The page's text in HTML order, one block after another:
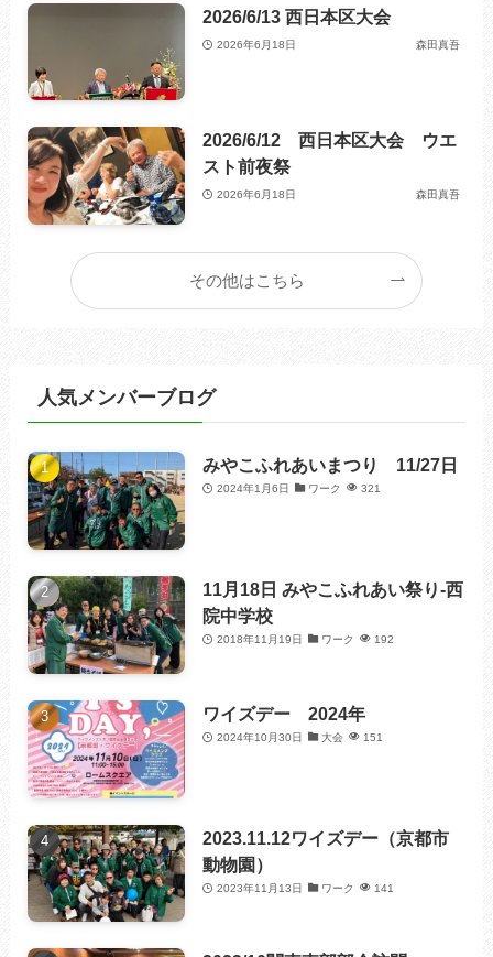
2026/6/13 西日本区大会
2026年6月18日 森田真吾
2026/6/12 西日本区大会 ウエ
スト前夜祭
2026年6月18日 森田真吾
その他はこちら
人気メンバーブログ
みやこふれあいまつり 11/27日
2024年1月6日 ワーク 321
11月18日 みやこふれあい祭り-西
院中学校
2018年11月19日 ワーク 192
ワイズデー 2024年
2024年10月30日 大会 151
2023.11.12ワイズデー（京都市
動物園）
2023年11月13日 ワーク 141